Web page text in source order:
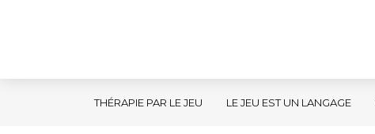
THÉRAPIE PAR LE JEU LE JEU EST UN LANGAGE